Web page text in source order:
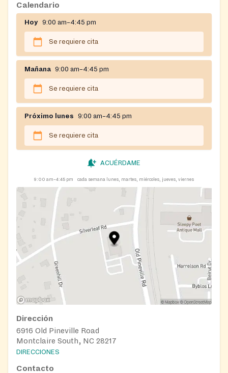
Calendario
Hoy 9:00 am–4:45 pm
Se requiere cita
Mañana 9:00 am–4:45 pm
Se requiere cita
Próximo lunes 9:00 am–4:45 pm
Se requiere cita
ACUÉRDAME
9:00 am–4:45 pm cada semana lunes, martes, miércoles, jueves, viernes
Dirección
6916 Old Pineville Road
Montclaire South, NC 28217
DIRECCIONES
Contacto